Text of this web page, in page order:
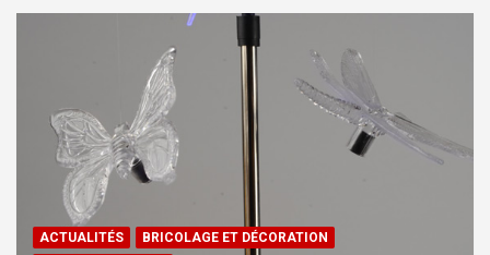
ACTUALITÉS
BRICOLAGE ET DÉCORATION